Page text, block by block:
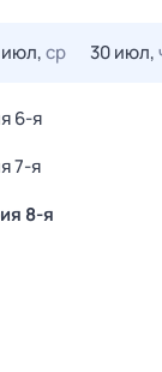
ср 30 июл,
6-я
7-я
8-я